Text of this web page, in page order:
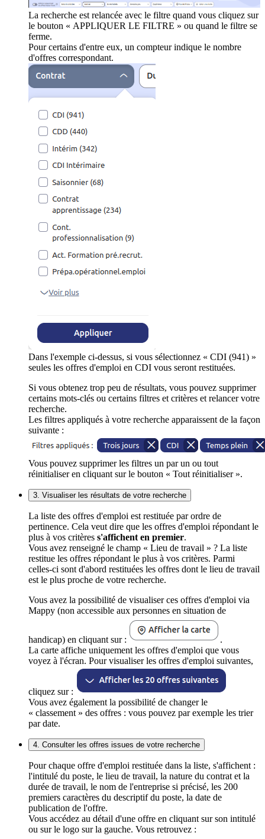
La recherche est relancée avec le filtre quand vous cliquez sur
le bouton « APPLIQUER LE FILTRE » ou quand le filtre se
ferme.
Pour certains d'entre eux, un compteur indique le nombre
d'offres correspondant.
Dans l'exemple ci-dessus, si vous sélectionnez « CDI (941) »
seules les offres d'emploi en CDI vous seront restituées.
Si vous obtenez trop peu de résultats, vous pouvez supprimer
certains mots-clés ou certains filtres et critères et relancer votre
recherche.
Les filtres appliqués à votre recherche apparaissent de la façon
suivante :
Vous pouvez supprimer les filtres un par un ou tout
réinitialiser en cliquant sur le bouton « Tout réinitialiser ».
3. Visualiser les résultats de votre recherche
La liste des offres d'emploi est restituée par ordre de
pertinence. Cela veut dire que les offres d'emploi répondant le
plus à vos critères s'affichent en premier.
Vous avez renseigné le champ « Lieu de travail » ? La liste
restitue les offres répondant le plus à vos critères. Parmi
celles-ci sont d'abord restituées les offres dont le lieu de travail
est le plus proche de votre recherche.
Vous avez la possibilité de visualiser ces offres d'emploi via
Mappy (non accessible aux personnes en situation de
handicap) en cliquant sur :
.
La carte affiche uniquement les offres d'emploi que vous
voyez à l'écran. Pour visualiser les offres d'emploi suivantes,
cliquez sur :
Vous avez également la possibilité de changer le
« classement » des offres : vous pouvez par exemple les trier
par date.
4. Consulter les offres issues de votre recherche
Pour chaque offre d'emploi restituée dans la liste, s'affichent :
l'intitulé du poste, le lieu de travail, la nature du contrat et la
durée de travail, le nom de l'entreprise si précisé, les 200
premiers caractères du descriptif du poste, la date de
publication de l'offre.
Vous accédez au détail d'une offre en cliquant sur son intitulé
ou sur le logo sur la gauche. Vous retrouvez :